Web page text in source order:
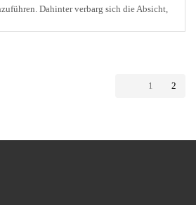
Dahinter verbarg sich die Absicht,
1
2